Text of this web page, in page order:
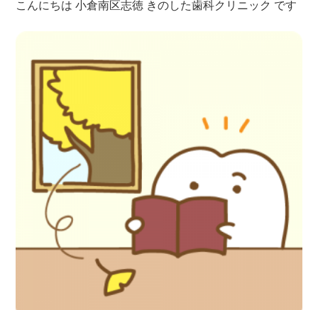
こんにちは 小倉南区志徳 きのした歯科クリニック です